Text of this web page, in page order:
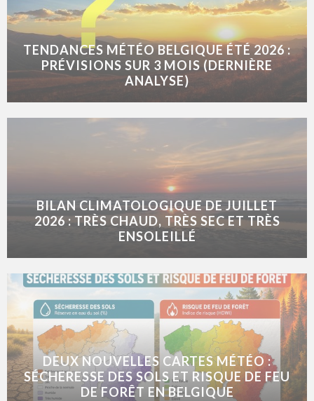
TENDANCES MÉTÉO BELGIQUE ÉTÉ 2026 :
PRÉVISIONS SUR 3 MOIS (DERNIÈRE
ANALYSE)
BILAN CLIMATOLOGIQUE DE JUILLET
2026 : TRÈS CHAUD, TRÈS SEC ET TRÈS
ENSOLEILLÉ
DEUX NOUVELLES CARTES MÉTÉO :
SÉCHERESSE DES SOLS ET RISQUE DE FEU
DE FORÊT EN BELGIQUE